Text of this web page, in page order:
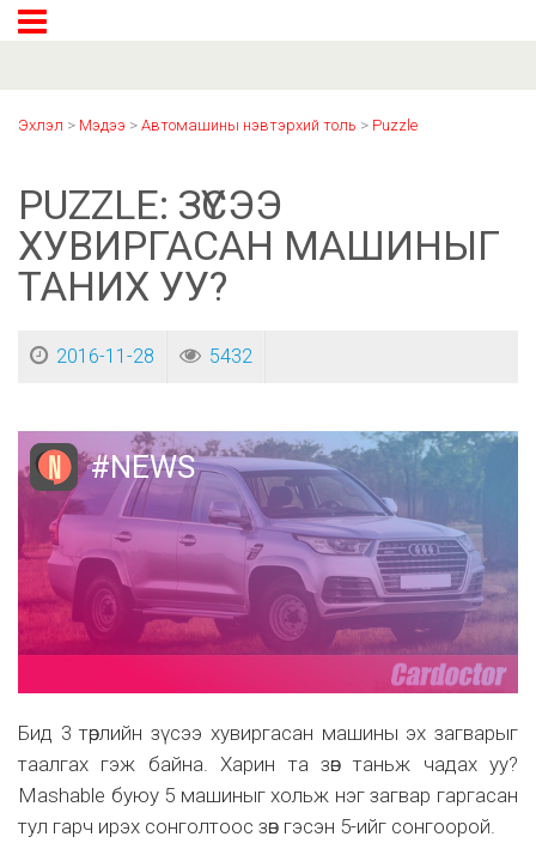
Эхлэл > Мэдээ > Автомашины нэвтэрхий толь > Puzzle
PUZZLE: ЗҮСЭЭ
ХУВИРГАСАН МАШИНЫГ
ТАНИХ УУ?
2016-11-28 5432
#NEWS
Бид 3 төрлийн зүсээ хувиргасан машины эх загварыг
таалгах гэж байна. Харин та зөв таньж чадах уу?
Mashable буюу 5 машиныг хольж нэг загвар гаргасан
тул гарч ирэх сонголтоос зөв гэсэн 5-ийг сонгоорой.